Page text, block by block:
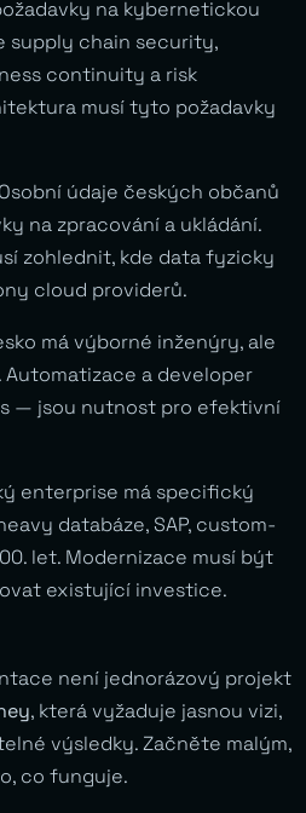
na kybernetickou
supply chain security,
continuity a risk
musí tyto požadavky
Osobní údaje českých občanů
na zpracování a ukládání.
zohlednit, kde data fyzicky
cloud providerů.
má výborné inženýry, ale
a developer
— jsou nutnost pro efektivní
enterprise má specifický
databáze, SAP, custom-
let. Modernizace musí být
existující investice.
není jednorázový projekt
, která vyžaduje jasnou vizi,
výsledky. Začněte malým,
co funguje.